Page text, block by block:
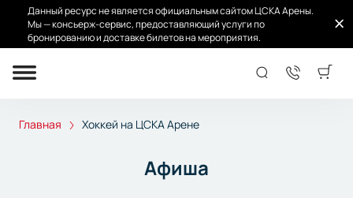
Данный ресурс не является официальным сайтом ЦСКА Арены.
Мы — консьерж-сервис, предоставляющий услуги по
бронированию и доставке билетов на мероприятия.
Хоккей на ЦСКА Арене
Главная Хоккей на ЦСКА Арене
Афиша